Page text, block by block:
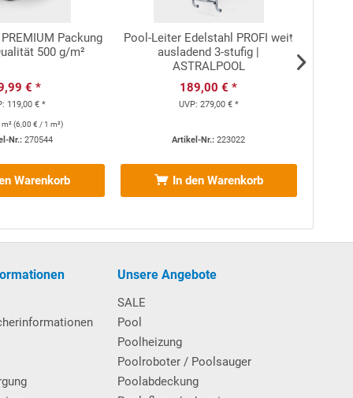
(können vorab angefordert werden) gelesen
Schwimmbecken - insbesondere von Kindern unter
Person beaufsichtigt werden. Alle
Packung
500 g/m²
€ *
119,00 € *
m²(6,00 € / 1 m²)
Nr.: 270544
Warenkorb
Pool-Leiter Edelstahl PROFI weit
ausladend 3-stufig |
ASTRALPOOL
189,00 € *
UVP: 279,00 € *
Artikel-Nr.:223022
In den Warenkorb
Unsere Angebote
SALE
Pool
Poolheizung
Poolroboter / Poolsauger
Poolabdeckung